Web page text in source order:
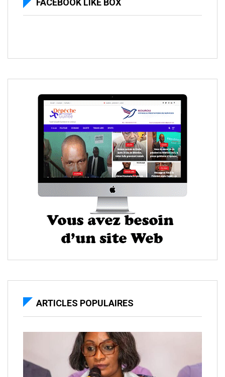
FACEBOOK LIKE BOX
ARTICLES POPULAIRES